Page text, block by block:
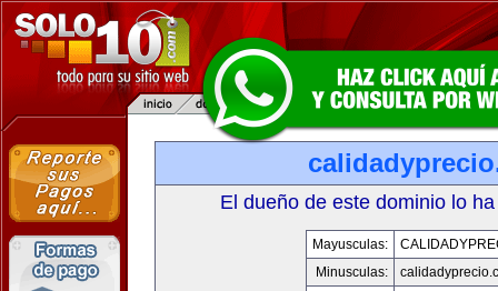
El dueño de este dominio lo
Mayusculas:
Minusculas: